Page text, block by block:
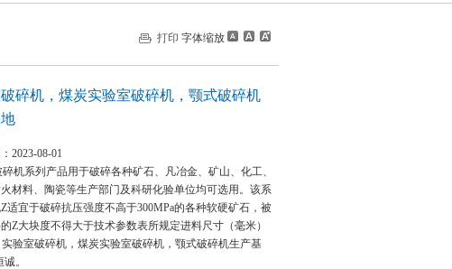
打印 字体缩放
碎机，煤炭实验室破碎机，颚式破碎机
2023-08-01
碎机系列产品用于破碎各种矿石、凡冶金、矿山、化工、
材料、陶瓷等生产部门及科研化验单位均可选用。该系
适宜于破碎抗压强度不高于300MPa的各种软硬矿石，被
Z大块度不得大于技术参数表所规定进料尺寸（毫米）
实验室破碎机，煤炭实验室破碎机，颚式破碎机生产基
。